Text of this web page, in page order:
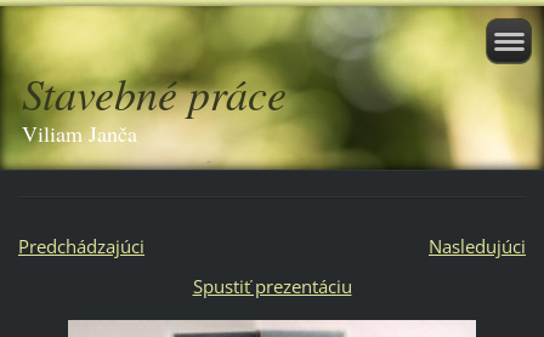
Stavebné práce
Viliam Janča
Predchádzajúci
Nasledujúci
Spustiť prezentáciu